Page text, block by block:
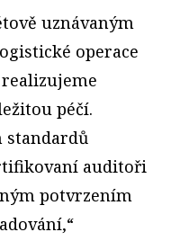
uznávaným
operace
péčí.
standardů
auditoři
potvrzením